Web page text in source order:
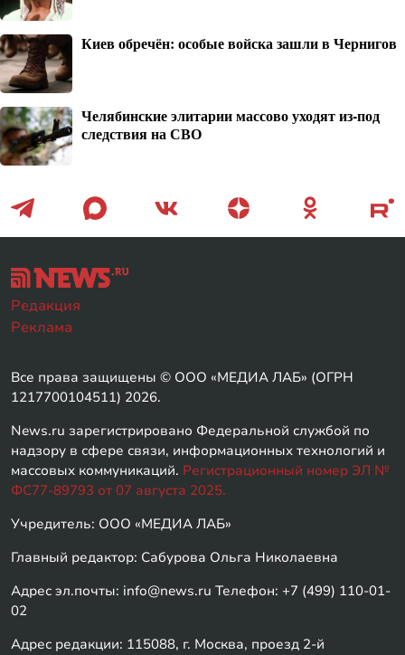
Киев обречён: особые войска зашли в Чернигов
Челябинские элитарии массово уходят из-под
следствия на СВО
Редакция
Реклама
Все права защищены © ООО «МЕДИА ЛАБ» (ОГРН
1217700104511) 2026.
News.ru зарегистрировано Федеральной службой по
надзору в сфере связи, информационных технологий и
массовых коммуникаций. Регистрационный номер ЭЛ №
ФС77-89793 от 07 августа 2025.
Учредитель: ООО «МЕДИА ЛАБ»
Главный редактор: Сабурова Ольга Николаевна
Адрес эл.почты: info@news.ru Телефон: +7 (499) 110-01-
02
Адрес редакции: 115088, г. Москва, проезд 2-й